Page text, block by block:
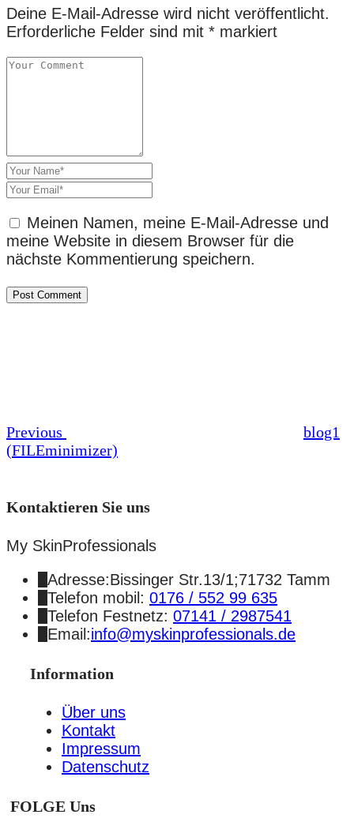
Deine E-Mail-Adresse wird nicht veröffentlicht.
Erforderliche Felder sind mit * markiert
Meinen Namen, meine E-Mail-Adresse und
meine Website in diesem Browser für die
nächste Kommentierung speichern.
Previous
blog1
(FILEminimizer)
Kontaktieren Sie uns
My SkinProfessionals
Adresse:Bissinger Str.13/1;71732 Tamm
Telefon mobil: 0176 / 552 99 635
Telefon Festnetz: 07141 / 2987541
Email:info@myskinprofessionals.de
Information
Über uns
Kontakt
Impressum
Datenschutz
FOLGE Uns